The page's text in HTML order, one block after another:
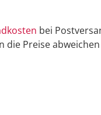
bei
die Preise abweichen